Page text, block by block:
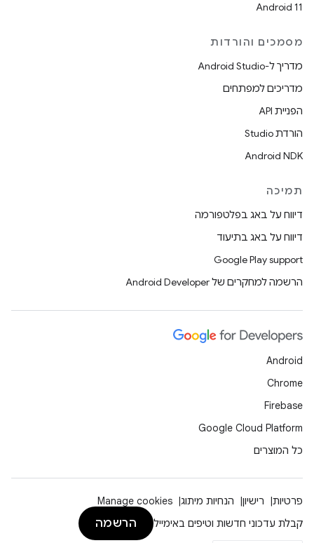
Android 11
מסמכים והורדות
מדריך ל-Android Studio
מדריכים למפתחים
הפניית API
הורדת Studio
Android NDK
תמיכה
דיווח על באג בפלטפורמה
דיווח על באג בתיעוד
Google Play support
הרשמה למחקרים של Android Developer
Android
Chrome
Firebase
Google Cloud Platform
כל המוצרים
פרטיות רישיון הנחיות מיתוג
Manage cookies
קבלת עדכוני חדשות וטיפים באימייל
הרשמה